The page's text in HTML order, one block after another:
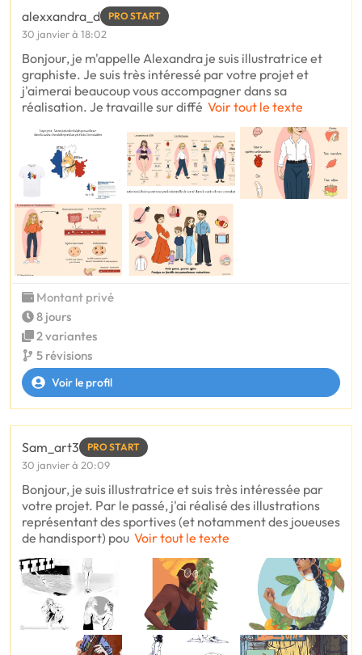
alexxandra_d PRO START
30 janvier à 18:02
Bonjour, je m'appelle Alexandra je suis illustratrice et
graphiste. Je suis très intéressé par votre projet et
j'aimerai beaucoup vous accompagner dans sa
réalisation. Je travaille sur diffé Voir tout le texte
Montant privé
8 jours
2 variantes
5 révisions
Voir le profil
Sam_art3 PRO START
30 janvier à 20:09
Bonjour, je suis illustratrice et suis très intéressée par
votre projet. Par le passé, j'ai réalisé des illustrations
représentant des sportives (et notamment des joueuses
de handisport) pou Voir tout le texte